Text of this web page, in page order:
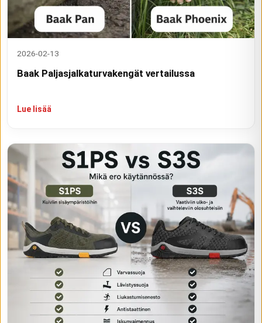
2026-02-13
Baak Paljasjalkaturvakengät vertailussa
Lue lisää